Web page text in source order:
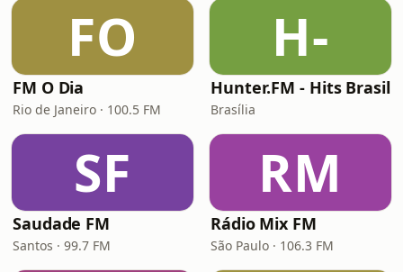
FO
FM O Dia
Rio de Janeiro · 100.5 FM
H-
Hunter.FM - Hits Brasil
Brasília
SF
Saudade FM
Santos · 99.7 FM
RM
Rádio Mix FM
São Paulo · 106.3 FM